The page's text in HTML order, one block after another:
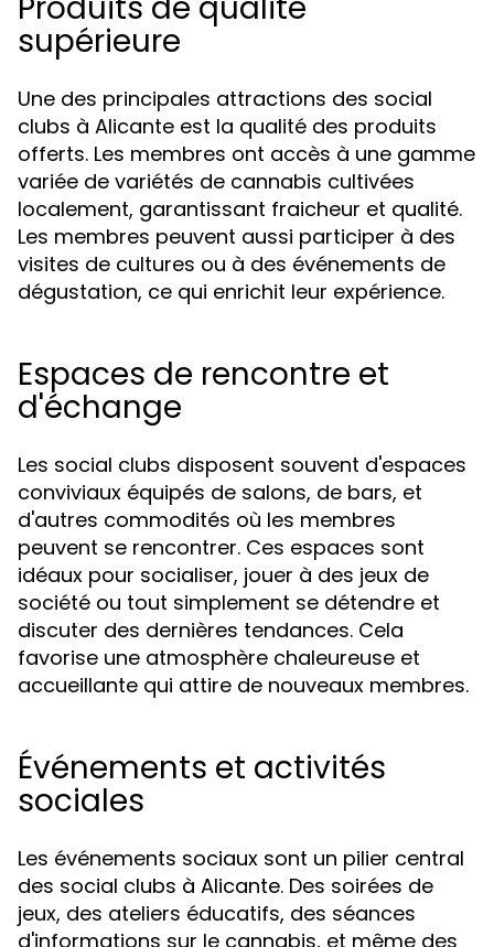
supérieure
Une des principales attractions des social
clubs à Alicante est la qualité des produits
offerts. Les membres ont accès à une gamme
variée de variétés de cannabis cultivées
localement, garantissant fraicheur et qualité.
Les membres peuvent aussi participer à des
visites de cultures ou à des événements de
dégustation, ce qui enrichit leur expérience.
Espaces de rencontre et
d'échange
Les social clubs disposent souvent d'espaces
conviviaux équipés de salons, de bars, et
d'autres commodités où les membres
peuvent se rencontrer. Ces espaces sont
idéaux pour socialiser, jouer à des jeux de
société ou tout simplement se détendre et
discuter des dernières tendances. Cela
favorise une atmosphère chaleureuse et
accueillante qui attire de nouveaux membres.
Événements et activités
sociales
Les événements sociaux sont un pilier central
des social clubs à Alicante. Des soirées de
jeux, des ateliers éducatifs, des séances
d'informations sur le cannabis, et même des